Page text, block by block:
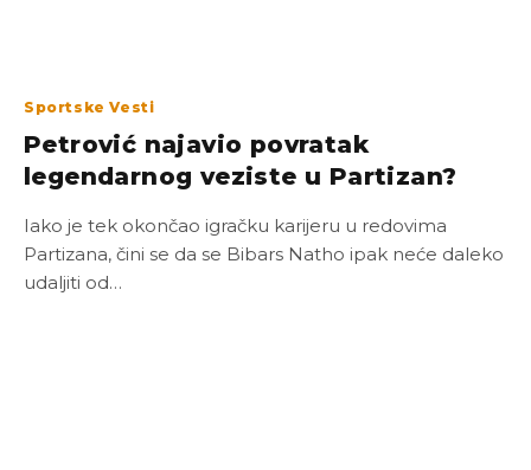
Sportske Vesti
Petrović najavio povratak
legendarnog veziste u Partizan?
Iako je tek okončao igračku karijeru u redovima
Partizana, čini se da se Bibars Natho ipak neće daleko
udaljiti od…